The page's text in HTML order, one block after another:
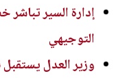
إدارة السير تباشر
التوجيهي
وزير العدل